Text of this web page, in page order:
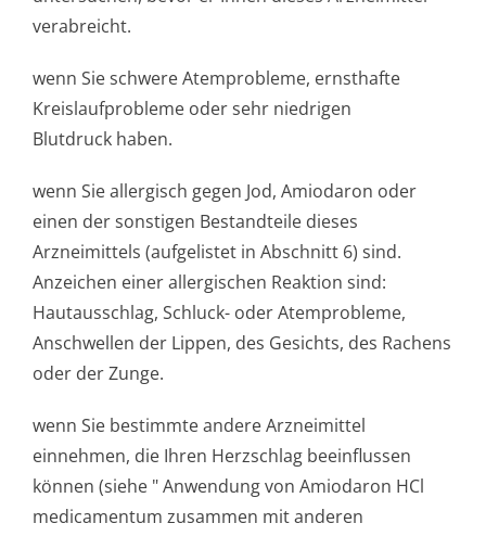
verabreicht.
wenn Sie schwere Atemprobleme, ernsthafte
Kreislaufprobleme oder sehr niedrigen
Blutdruck haben.
wenn Sie allergisch gegen Jod, Amiodaron oder
einen der sonstigen Bestandteile dieses
Arzneimittels (aufgelistet in Abschnitt 6) sind.
Anzeichen einer allergischen Reaktion sind:
Hautausschlag, Schluck- oder Atemprobleme,
Anschwellen der Lippen, des Gesichts, des Rachens
oder der Zunge.
wenn Sie bestimmte andere Arzneimittel
einnehmen, die Ihren Herzschlag beeinflussen
können (siehe " Anwendung von Amiodaron HCl
medicamentum zusammen mit anderen